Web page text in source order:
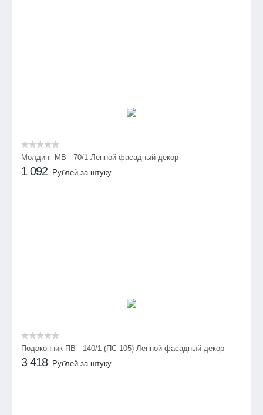
Молдинг МВ - 70/1 Лепной фасадный декор
1 092 Рублей за штуку
Подоконник ПВ - 140/1 (ПС-105) Лепной фасадный декор
3 418 Рублей за штуку